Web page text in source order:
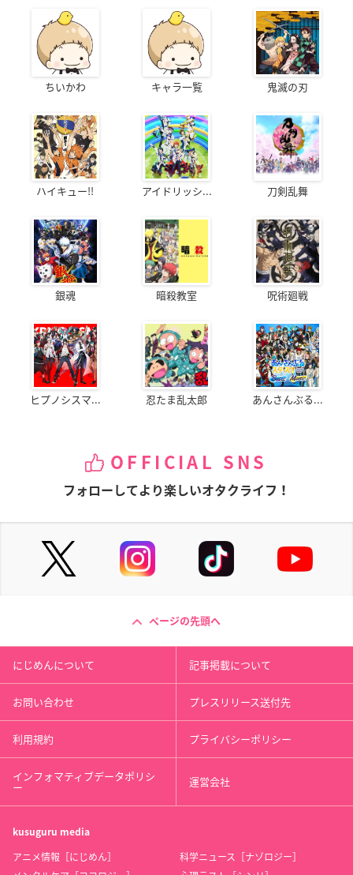
ちいかわ キャラ一覧 鬼滅の刃
ハイキュー!! アイドリッシ... 刀剣乱舞
銀魂 暗殺教室 呪術廻戦
ヒプノシスマ... 忍たま乱太郎 あんさんぶる...
OFFICIAL SNS
フォローしてより楽しいオタクライフ！
ページの先頭へ
にじめんについて 記事掲載について
お問い合わせ プレスリリース送付先
利用規約 プライバシーポリシー
インフォマティブデータポリシ
ー 運営会社
kusuguru media
アニメ情報［にじめん］
科学ニュース［ナゾロジー］